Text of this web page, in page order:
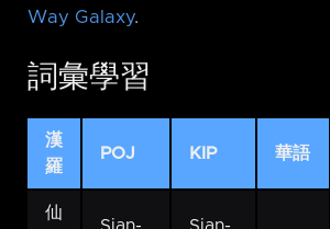
Way Galaxy.
詞彙學習
漢
羅
POJ KIP 華語
仙